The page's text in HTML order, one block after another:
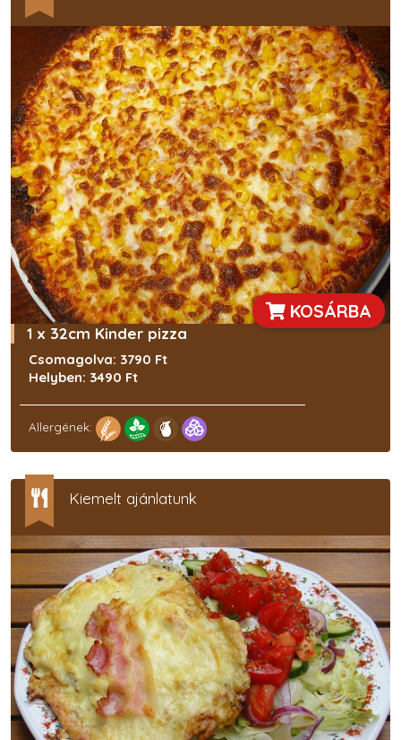
KOSÁRBA
1 x 32cm Kinder pizza
Csomagolva: 3790 Ft
Helyben: 3490 Ft
Allergének:
Kiemelt ajánlatunk